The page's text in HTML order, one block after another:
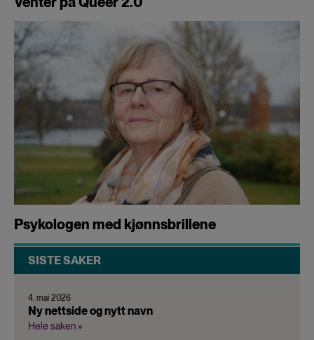
Psykologen med kjønnsbrillene
SISTE SAKER
4. mai 2026
Ny nettside og nytt navn
Hele saken »